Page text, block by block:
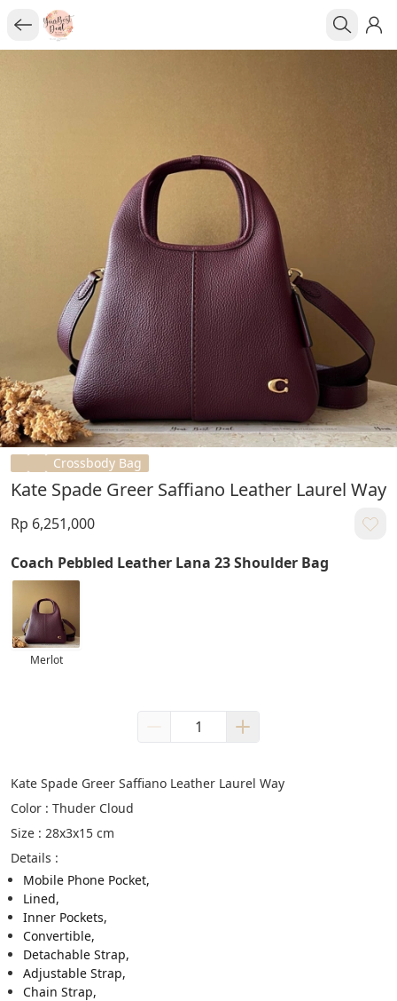
Crossbody Bag
Kate Spade Greer Saffiano Leather Laurel Way
Rp 6,251,000
Coach Pebbled Leather Lana 23 Shoulder Bag
Merlot
Kate Spade Greer Saffiano Leather Laurel Way
Color : Thuder Cloud
Size : 28x3x15 cm
Details :
Mobile Phone Pocket,
Lined,
Inner Pockets,
Convertible,
Detachable Strap,
Adjustable Strap,
Chain Strap,